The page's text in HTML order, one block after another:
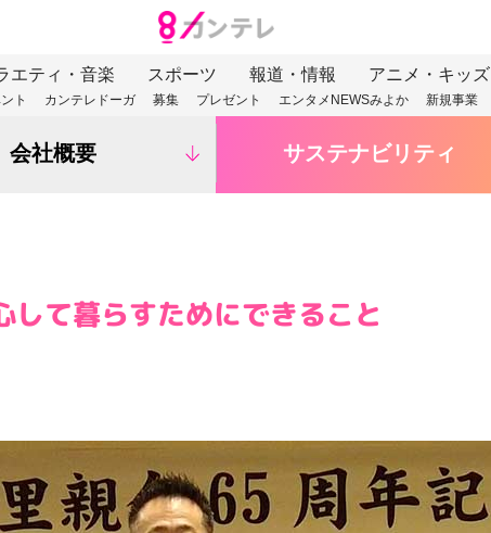
エティ・音楽 スポーツ 報道・情報 アニメ・キッズ
ト カンテレドーガ 募集 プレゼント エンタメNEWSみよか 新規事業
会社概要 サステナビリティ
て暮らすためにできること